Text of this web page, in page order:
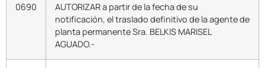
0690
AUTORIZAR a partir de la fecha de su
notificación, el traslado definitivo de la agente de
planta permanente Sra. BELKIS MARISEL
AGUADO.-